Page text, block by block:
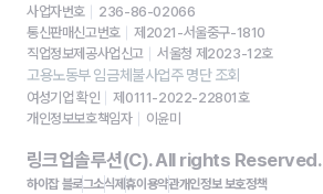
사업자번호
236-86-02066
통신판매신고번호
제2021-서울중구-1810
직업정보제공사업신고
서울청 제2023-12호
고용노동부 임금체불사업주 명단 조회
여성기업 확인
제0111-2022-22801호
개인정보보호책임자
이윤미
링크업솔루션(C). All rights Reserved.
하이잡 블로그소식제휴이용약관개인정보 보호정책